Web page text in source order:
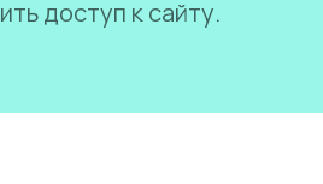
доступ к сайту.